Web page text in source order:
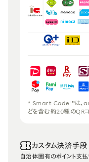
* Smart Code™は、au
どを含む約20種のQR
カスタム決済手段
自治体固有のポイント支